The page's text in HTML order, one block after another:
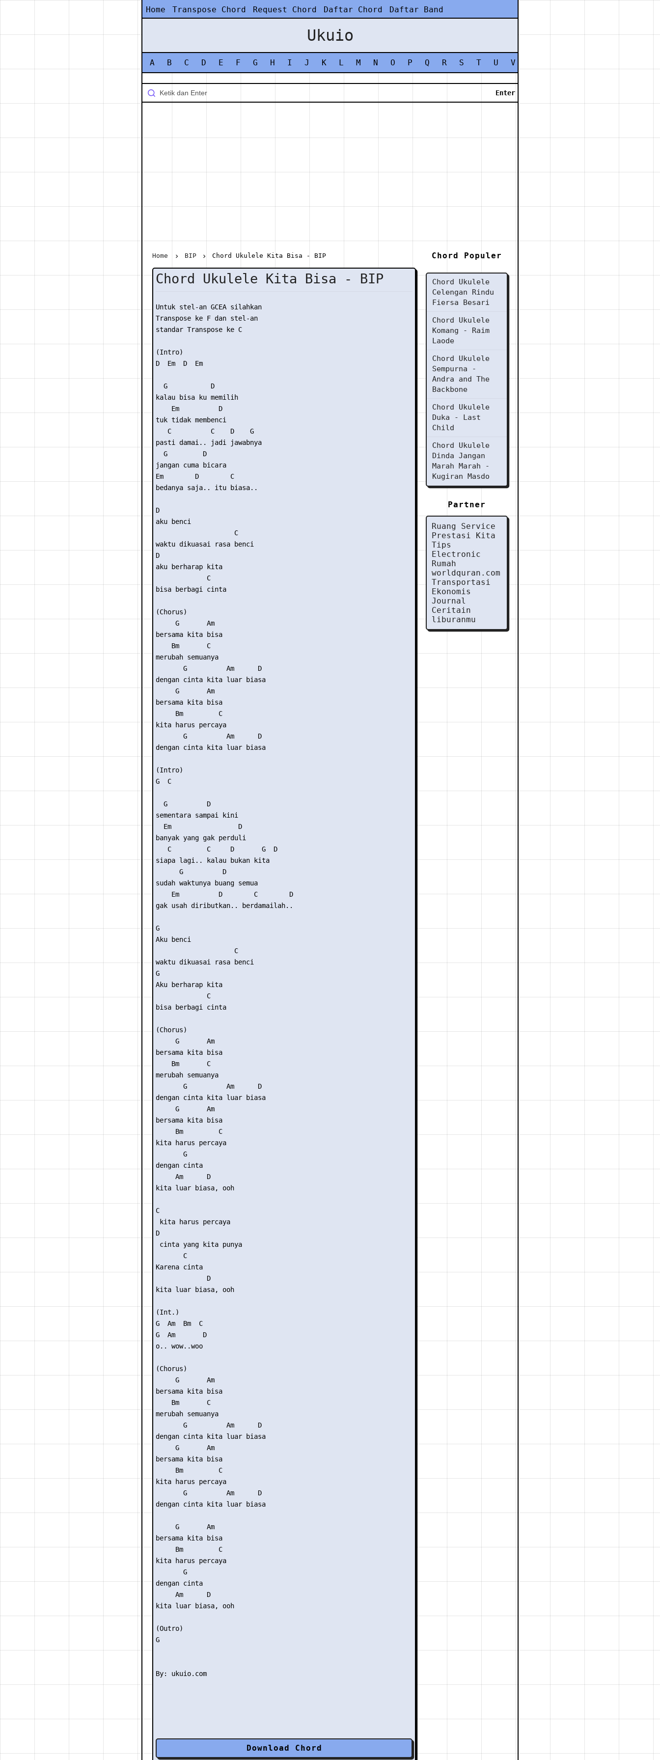
Home Transpose Chord Request Chord Daftar Chord Daftar Band
Ukuio
A B C D E F G H I J K L M N O P Q R S T U V
Home BIP Chord Ukulele Kita Bisa - BIP
Chord Ukulele Kita Bisa - BIP
Untuk stel-an GCEA silahkan
Transpose ke F dan stel-an
standar Transpose ke C
(Intro)
D  Em  D  Em
  G           D
kalau bisa ku memilih
    Em          D
tuk tidak membenci
   C          C    D    G
pasti damai.. jadi jawabnya
  G         D
jangan cuma bicara
Em        D        C
bedanya saja.. itu biasa..
D
aku benci
                    C
waktu dikuasai rasa benci
D
aku berharap kita
             C
bisa berbagi cinta
(Chorus)
     G       Am
bersama kita bisa
    Bm       C
merubah semuanya
       G          Am      D
dengan cinta kita luar biasa
     G       Am
bersama kita bisa
     Bm         C
kita harus percaya
       G          Am      D
dengan cinta kita luar biasa
(Intro)
G  C
  G          D
sementara sampai kini
  Em                 D
banyak yang gak perduli
   C         C     D       G  D
siapa lagi.. kalau bukan kita
      G          D
sudah waktunya buang semua
    Em          D        C        D
gak usah diributkan.. berdamailah..
G
Aku benci
                    C
waktu dikuasai rasa benci
G
Aku berharap kita
             C
bisa berbagi cinta
(Chorus)
     G       Am
bersama kita bisa
    Bm       C
merubah semuanya
       G          Am      D
dengan cinta kita luar biasa
     G       Am
bersama kita bisa
     Bm         C
kita harus percaya
       G
dengan cinta
     Am      D
kita luar biasa, ooh
C
kita harus percaya
D
cinta yang kita punya
       C
Karena cinta
             D
kita luar biasa, ooh
(Int.)
G  Am  Bm  C
G  Am       D
o.. wow..woo
(Chorus)
     G       Am
bersama kita bisa
    Bm       C
merubah semuanya
       G          Am      D
dengan cinta kita luar biasa
     G       Am
bersama kita bisa
     Bm         C
kita harus percaya
       G          Am      D
dengan cinta kita luar biasa
     G       Am
bersama kita bisa
     Bm         C
kita harus percaya
       G
dengan cinta
     Am      D
kita luar biasa, ooh
(Outro)
G
Download Chord
Chord Populer
Chord Ukulele
Celengan Rindu
Fiersa Besari
Chord Ukulele
Komang - Raim
Laode
Chord Ukulele
Sempurna -
Andra and The
Backbone
Chord Ukulele
Duka - Last
Child
Chord Ukulele
Dinda Jangan
Marah Marah -
Kugiran Masdo
Partner
Ruang Service
Prestasi Kita
Tips
Electronic
Rumah
worldquran.com
Transportasi
Ekonomis
Journal
Ceritain
liburanmu